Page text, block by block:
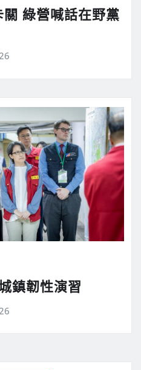
關 綠營喊話在野黨
鎮韌性演習